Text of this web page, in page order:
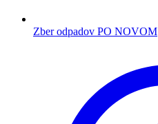
Zber odpadov PO NOVOM